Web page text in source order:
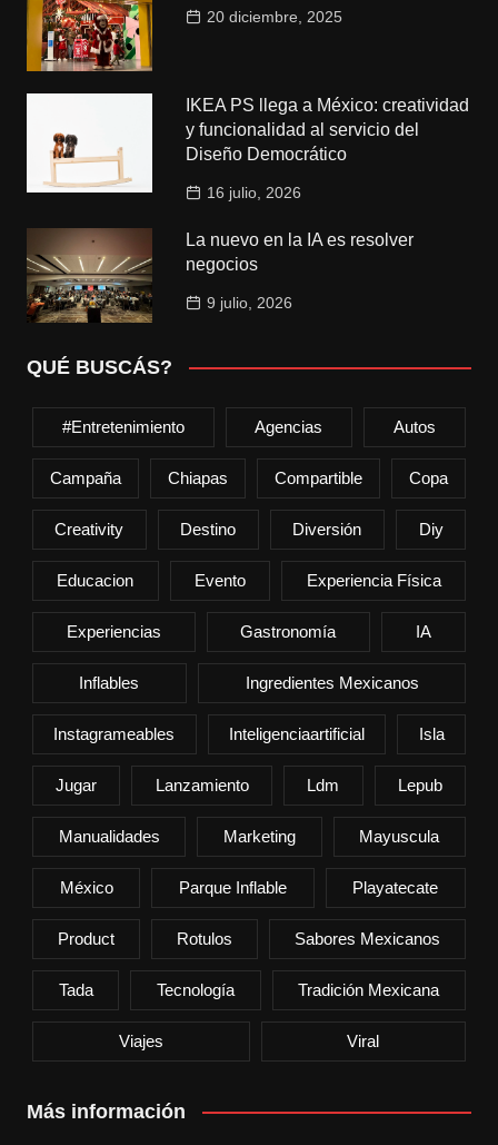
20 diciembre, 2025
IKEA PS llega a México: creatividad
y funcionalidad al servicio del
Diseño Democrático
16 julio, 2026
La nuevo en la IA es resolver
negocios
9 julio, 2026
QUÉ BUSCÁS?
#entretenimiento Agencias Autos
Campaña Chiapas Compartible Copa
Creativity Destino Diversión Diy
Educacion Evento Experiencia Física
Experiencias Gastronomía IA
Inflables Ingredientes Mexicanos
Instagrameables Inteligenciaartificial Isla
Jugar Lanzamiento Ldm Lepub
Manualidades Marketing Mayuscula
México Parque Inflable Playatecate
Product Rotulos Sabores Mexicanos
Tada Tecnología Tradición Mexicana
Viajes Viral
Más información